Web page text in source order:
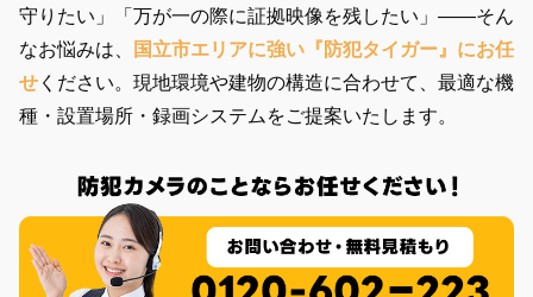
守りたい」「万が一の際に証拠映像を残したい」——そん
なお悩みは、
国立市エリアに強い『防犯タイガー』にお任
せ ください。現地環境や建物の構造に合わせて、最適な機
種・設置場所・録画システムをご提案いたします。